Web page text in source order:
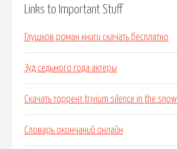
Links to Important Stuff
Глушков роман книги скачать бесплатно
Зуд седьмого года актеры
Скачать торрент trivium silence in the snow
Словарь окончаний онлайн